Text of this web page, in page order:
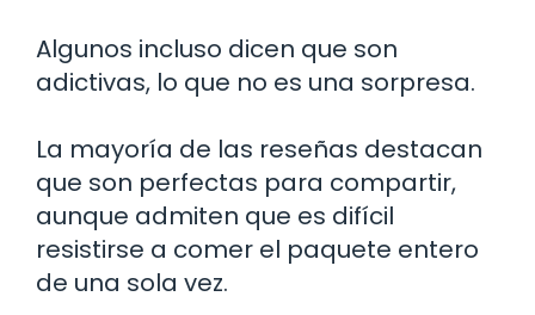
Algunos incluso dicen que son
adictivas, lo que no es una sorpresa.
La mayoría de las reseñas destacan
que son perfectas para compartir,
aunque admiten que es difícil
resistirse a comer el paquete entero
de una sola vez.